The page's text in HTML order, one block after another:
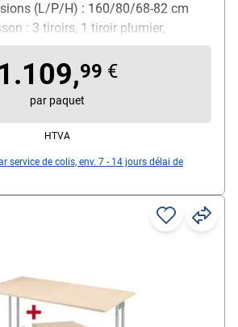
(L/P/H) : 160/80/68-82 cm
: 3 tiroirs, 1 tiroir plumier,
Soft-Closing (fermeture
des tiroirs), roulettes, dimensions
59 cm
: 5 NC, verrouillable, dimensions
200,4 cm
1.109,99 €
par paquet
HTVA
service de colis, env. 7 - 14 jours délai de